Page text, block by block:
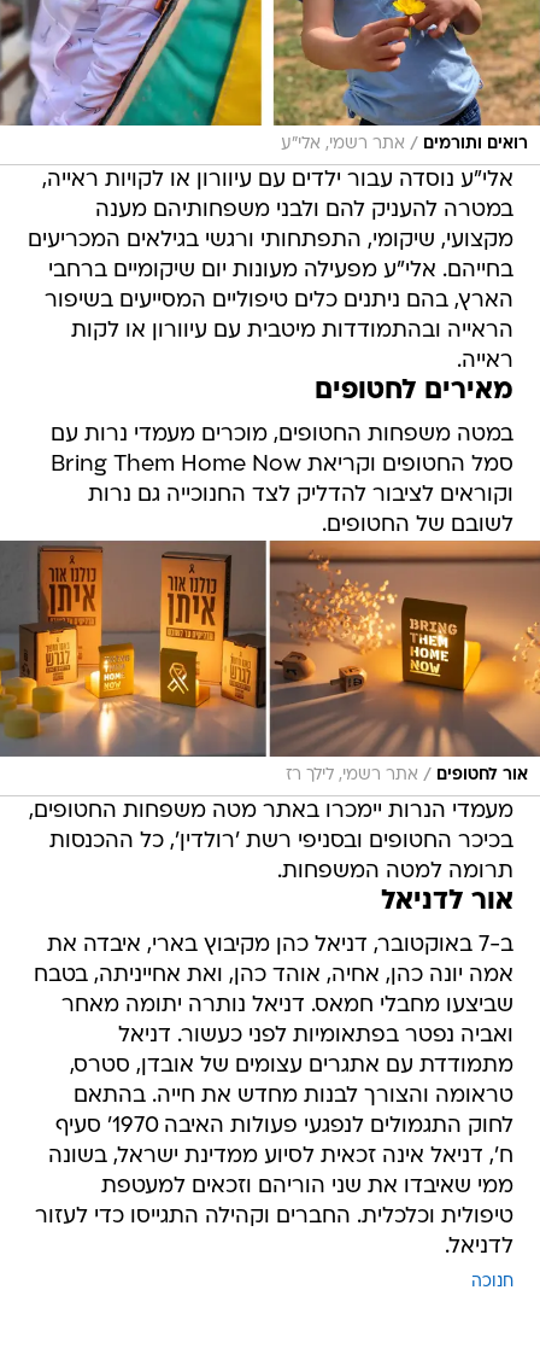
רואים ותורמים / אתר רשמי, אלי"ע
אלי"ע נוסדה עבור ילדים עם עיוורון או לקויות ראייה,
במטרה להעניק להם ולבני משפחותיהם מענה
מקצועי, שיקומי, התפתחותי ורגשי בגילאים המכריעים
בחייהם. אלי"ע מפעילה מעונות יום שיקומיים ברחבי
הארץ, בהם ניתנים כלים טיפוליים המסייעים בשיפור
הראייה ובהתמודדות מיטבית עם עיוורון או לקות
ראייה.
מאירים לחטופים
במטה משפחות החטופים, מוכרים מעמדי נרות עם
סמל החטופים וקריאת Bring Them Home Now
וקוראים לציבור להדליק לצד החנוכייה גם נרות
לשובם של החטופים.
אור לחטופים / אתר רשמי, לילך רז
מעמדי הנרות יימכרו באתר מטה משפחות החטופים,
בכיכר החטופים ובסניפי רשת 'רולדין', כל ההכנסות
תרומה למטה המשפחות.
אור לדניאל
ב-7 באוקטובר, דניאל כהן מקיבוץ בארי, איבדה את
אמה יונה כהן, אחיה, אוהד כהן, ואת אחייניתה, בטבח
שביצעו מחבלי חמאס. דניאל נותרה יתומה מאחר
ואביה נפטר בפתאומיות לפני כעשור. דניאל
מתמודדת עם אתגרים עצומים של אובדן, סטרס,
טראומה והצורך לבנות מחדש את חייה. בהתאם
לחוק התגמולים לנפגעי פעולות האיבה 1970' סעיף
ח', דניאל אינה זכאית לסיוע ממדינת ישראל, בשונה
ממי שאיבדו את שני הוריהם וזכאים למעטפת
טיפולית וכלכלית. החברים וקהילה התגייסו כדי לעזור
לדניאל.
חנוכה